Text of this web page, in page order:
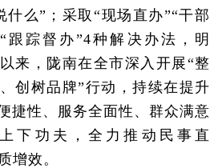
什么”；采取“现场直办”“干部
跟踪督办”4种解决办法，明
来，陇南在全市深入开展“整
创树品牌”行动，持续在提升
捷性、服务全面性、群众满意
下功夫，全力推动民事直
增效。